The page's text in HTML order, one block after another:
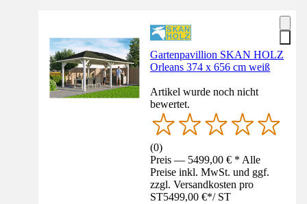
Gartenpavillion SKAN HOLZ
Orleans 374 x 656 cm weiß
Artikel wurde noch nicht
bewertet.
(0)
Preis — 5499,00 € * Alle
Preise inkl. MwSt. und ggf.
zzgl. Versandkosten pro
ST5499,00 €*/ ST